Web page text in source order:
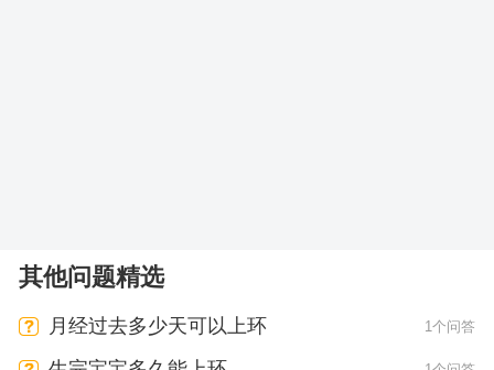
其他问题精选
月经过去多少天可以上环 1个问答